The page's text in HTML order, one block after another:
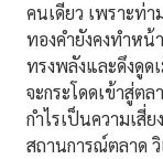
คนเดียว เพราะท่า
ทองคำยังคงทำห
ทรงพลังและดึงดูด
จะกระโดดเข้าสู่ต
กำไรเป็นความเสี่
สถานการณ์ตลาด